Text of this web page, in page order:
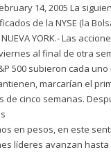
14, 2005 La
de la NYSE (la
YORK.- Las
al final de otra
500 subieron cada uno
marcarían el
de cinco semanas.
en pesos, en este
líderes avanzan hasta